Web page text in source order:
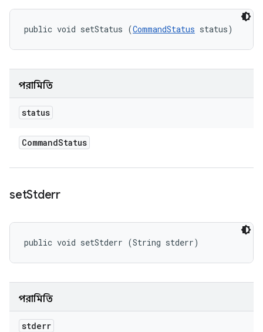
public void setStatus (CommandStatus status)
পরামিতি
status
CommandStatus
setStderr
public void setStderr (String stderr)
পরামিতি
stderr